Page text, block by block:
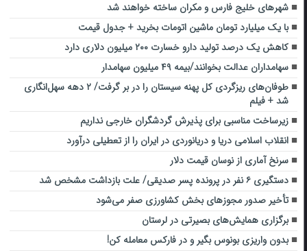
شهرهای خلیج فارس و مکران ساخته خواهند شد
با یک میلیارد تومان ماشین اتومات بخرید + جدول قیمت
کاهش یک درصد تولید دارو خسارت ۲۰۰ میلیون دلاری دارد
سهامداران عدالت بخوانند/بیمه ۴۹ میلیون سهامدار
طوفان‌های ریزگردی کل پهنه سیستان را در بر گرفت/ ۲ دهه سهل‌انگاری
شد + فیلم
زیرساخت مناسبی برای پذیرش گردشگران خارجی نداریم
انقلاب اسلامی دریا و دریانوردی در ایران را از تعطیلی درآورد
سرنخ آماری از نوسان قیمت دلار
دستگیری ۶ نفر در پرونده پسر صدیقی/ علت بازداشت مشخص شد
تأخیر صدور مجوزهای بخش کشاورزی صفر می‌شود
برگزاری همایش‌های بصیرتی در لرستان
بدون واریزی بونوس بگیر و در فارکس معامله کن!